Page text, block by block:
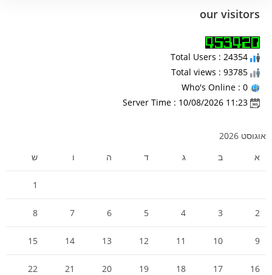
our visitors
אוגוסט 2026
א
ב ג ד ה ו ש
1
2
3
4
5
6
7
8
9
10
11
12
13
14
15
16
17
18
19
20
21
22